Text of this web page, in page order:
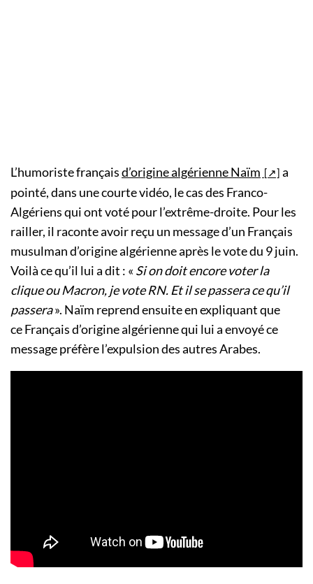
L’humoriste françaisd’origine algérienne Naïm
a
pointé, dans une courte vidéo, le cas des Franco-
Algériens qui ont voté pour l’extrême-droite. Pour les
railler, il raconte avoir reçu un message d’un Français
musulman d’origine algérienne après le vote du 9 juin.
Voilà ce qu’il lui a dit : « Si on doit encore voter la
clique ou Macron, je vote RN. Et il se passera ce qu’il
passera». Naïm reprend ensuite en expliquant que
ce Français d’origine algérienne qui lui a envoyé ce
message préfère l’expulsion des autres Arabes.